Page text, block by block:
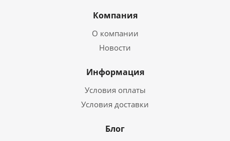
Компания
О компании
Новости
Информация
Условия оплаты
Условия доставки
Блог